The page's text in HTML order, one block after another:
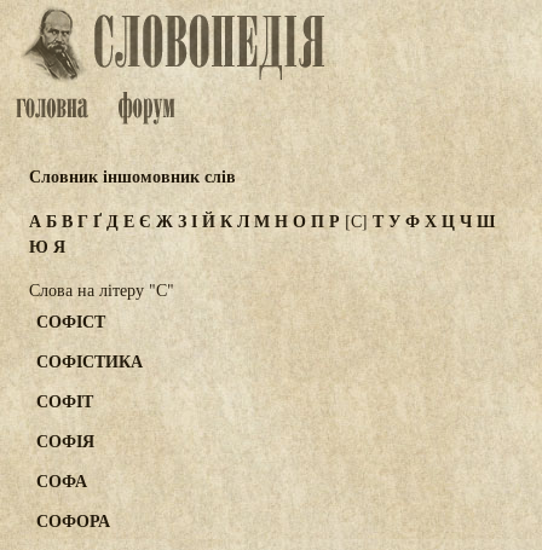
Словник іншомовник слів
АБВГҐДЕЄ ЖЗІЙКЛМНОПР [С] ТУФХЦЧШ
Ю Я
Слова на літеру "С"
СОФІСТ
СОФІСТИКА
СОФІТ
СОФІЯ
СОФА
СОФОРА